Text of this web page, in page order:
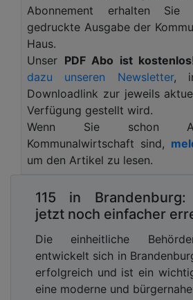
Technik kann 100-
Cyberkriminalität (und
garantieren.
Eine gute Krisenprävention hat
der Kommunikation drei
Eine gute
Tagesgeschäft schafft
Meinungsführern. Auf gute
starkes Standing kann
Ein
Kommune auf alle
und
Inhalte und sichere
und -instrumente.
Ein Internet-Monitoring
Abonnement erhalten Sie
gedruckte Ausgabe der
Haus.
Unser PDF Abo ist kostenlos
dazu unseren Newsletter,
Downloadlink zur jeweils
Verfügung gestellt wird.
Wenn Sie schon
Kommunalwirtschaft sind,
um den Artikel zu lesen.
115 in Brandenburg:
jetzt noch einfacher
Die einheitliche
entwickelt sich in
erfolgreich und ist ein
eine moderne und